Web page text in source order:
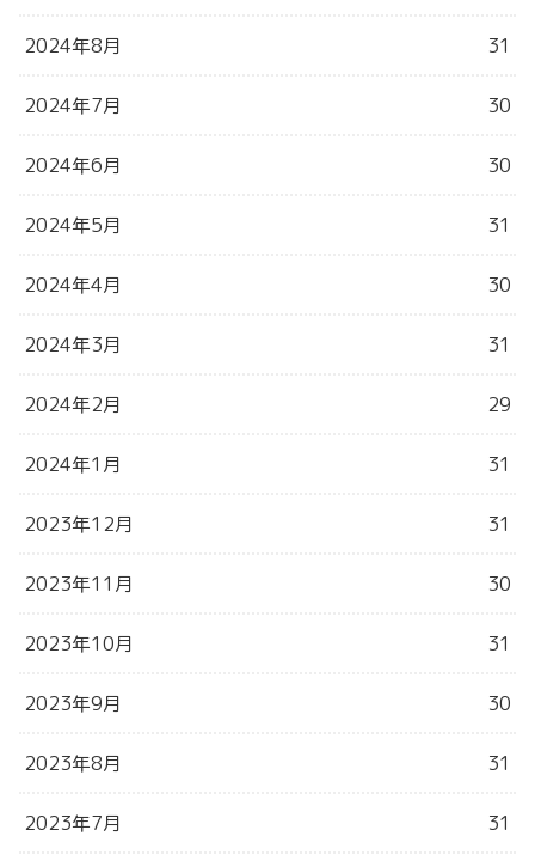
2024年8月 31
2024年7月 30
2024年6月 30
2024年5月 31
2024年4月 30
2024年3月 31
2024年2月 29
2024年1月 31
2023年12月 31
2023年11月 30
2023年10月 31
2023年9月 30
2023年8月 31
2023年7月 31